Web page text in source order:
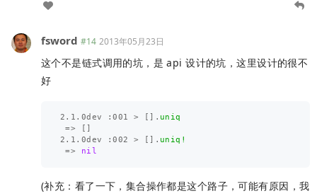
fsword #14 2013年05月23日
这个不是链式调用的坑，是 api 设计的坑，这里设计的很不
好
2.1 . 0dev :001 > []. uniq
=>
[]
2.1 . 0dev :002 > []. uniq!
=>
nil
(补充：看了一下，集合操作都是这个路子，可能有原因，我